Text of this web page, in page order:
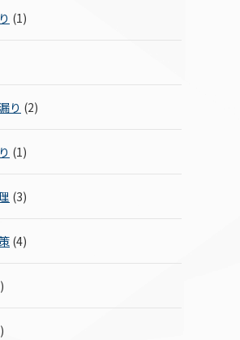
(1)
り (2)
(1)
(3)
(4)